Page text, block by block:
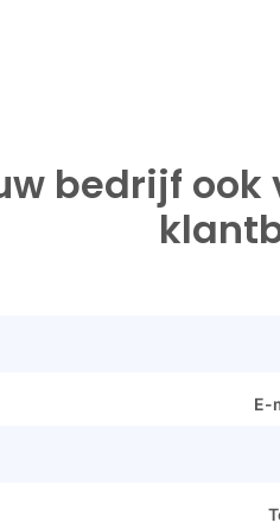
bedrijf
E-